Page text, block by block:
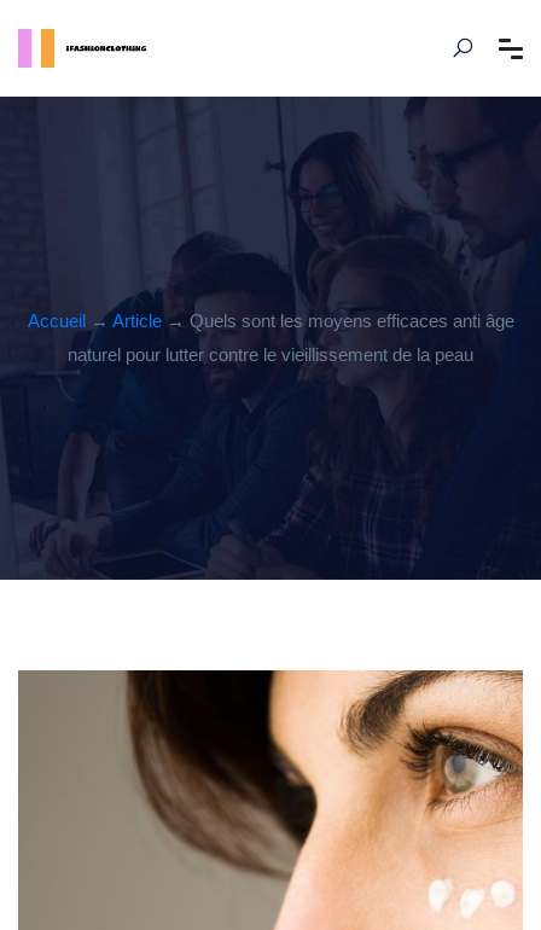
Accueil→ Article→ Quels sont les moyens efficaces anti âge
naturel pour lutter contre le vieillissement de la peau